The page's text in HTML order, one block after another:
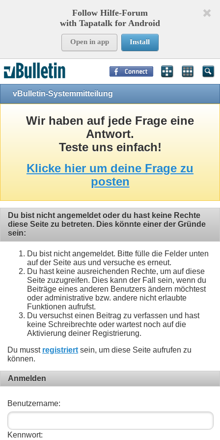
Follow Hilfe-Forum
with Tapatalk for Android
Open in app Install
vBulletin-Systemmitteilung
Wir haben auf jede Frage eine
Antwort.
Teste uns einfach!
Klicke hier um deine Frage zu
posten
Du bist nicht angemeldet oder du hast keine Rechte
diese Seite zu betreten. Dies könnte einer der Gründe
sein:
Du bist nicht angemeldet. Bitte fülle die Felder unten
auf der Seite aus und versuche es erneut.
Du hast keine ausreichenden Rechte, um auf diese
Seite zuzugreifen. Dies kann der Fall sein, wenn du
Beiträge eines anderen Benutzers ändern möchtest
oder administrative bzw. andere nicht erlaubte
Funktionen aufrufst.
Du versuchst einen Beitrag zu verfassen und hast
keine Schreibrechte oder wartest noch auf die
Aktivierung deiner Registrierung.
Du musst registriert sein, um diese Seite aufrufen zu
können.
Anmelden
Benutzername:
Kennwort:
Page Time:0,08323
Templates:24